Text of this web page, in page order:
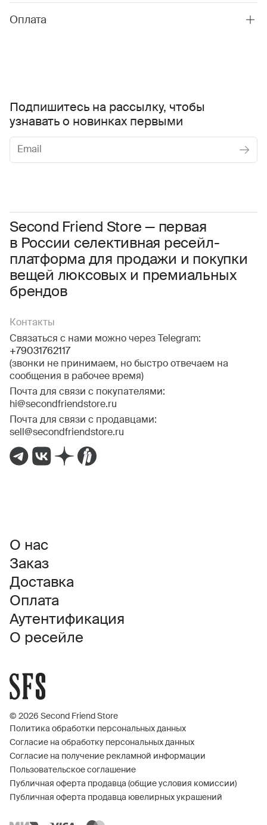
Оплата
Second Friend Store — первая
в России селективная ресейл-
платформа для продажи и покупки
вещей люксовых и премиальных
брендов
Контакты
Связаться с нами можно через Telegram:
+79031762117
(звонки не принимаем, но быстро отвечаем на
сообщения в рабочее время)
Почта для связи с покупателями:
hi@secondfriendstore.ru
Почта для связи с продавцами:
sell@secondfriendstore.ru
Подпишитесь на рассылку, чтобы
узнавать о новинках первыми
Соглашаюсь с условиями Пользовательского соглашения
Даю согласие на получение рекламной информации.
О нас
Заказ
Доставка
Оплата
Аутентификация
О ресейле
© 2026 Second Friend Store
Политика обработки персональных данных
Согласие на обработку персональных данных
Согласие на получение рекламной информации
Пользовательское соглашение
Публичная оферта продавца (общие условия комиссии)
Публичная оферта продавца ювелирных украшений